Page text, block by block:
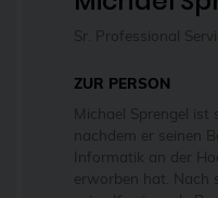
Apache
apachekafka®
API-Integration
Sr. Professional
ZUR PERSON
Michael Sprengel ist
nachdem er seinen
Informatik an der
erworben hat. Nach